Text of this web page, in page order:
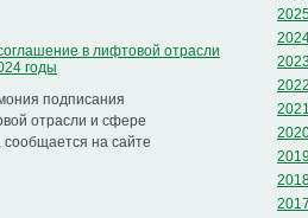
в лифтовой отрасли
годы
подписания
отрасли и сфере
сообщается на сайте
2023
2022
2021
2019
2017